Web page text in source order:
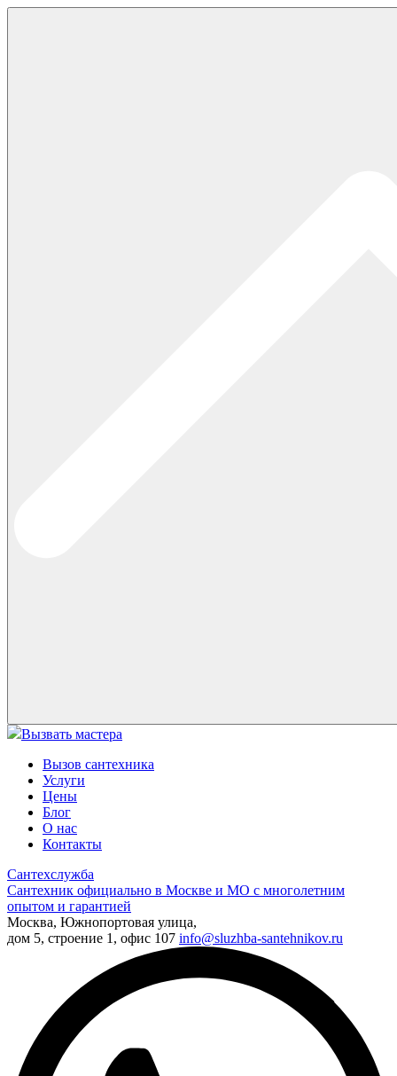
Вызвать мастера
Вызов сантехника
Услуги
Цены
Блог
О нас
Контакты
Сантехслужба
Сантехник официально в Москве и МО с многолетним
опытом и гарантией
Москва, Южнопортовая улица,
дом 5, строение 1, офис 107 info@sluzhba-santehnikov.ru